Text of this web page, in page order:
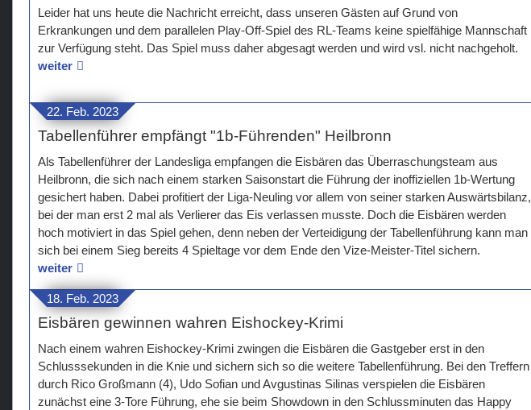
Leider hat uns heute die Nachricht erreicht, dass unseren Gästen auf Grund von
Erkrankungen und dem parallelen Play-Off-Spiel des RL-Teams keine spielfähige Mannschaft
zur Verfügung steht. Das Spiel muss daher abgesagt werden und wird vsl. nicht nachgeholt.
weiter
22. Feb. 2023
Tabellenführer empfängt "1b-Führenden" Heilbronn
Als Tabellenführer der Landesliga empfangen die Eisbären das Überraschungsteam aus
Heilbronn, die sich nach einem starken Saisonstart die Führung der inoffiziellen 1b-Wertung
gesichert haben. Dabei profitiert der Liga-Neuling vor allem von seiner starken Auswärtsbilanz,
bei der man erst 2 mal als Verlierer das Eis verlassen musste. Doch die Eisbären werden
hoch motiviert in das Spiel gehen, denn neben der Verteidigung der Tabellenführung kann man
sich bei einem Sieg bereits 4 Spieltage vor dem Ende den Vize-Meister-Titel sichern.
weiter
18. Feb. 2023
Eisbären gewinnen wahren Eishockey-Krimi
Nach einem wahren Eishockey-Krimi zwingen die Eisbären die Gastgeber erst in den
Schlusssekunden in die Knie und sichern sich so die weitere Tabellenführung. Bei den Treffern
durch Rico Großmann (4), Udo Sofian und Avgustinas Silinas verspielen die Eisbären
zunächst eine 3-Tore Führung, ehe sie beim Showdown in den Schlussminuten das Happy